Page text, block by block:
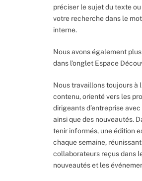
préciser le sujet du texte
votre recherche dans le
interne.
Nous avons également
dans l’onglet Espace
Nous travaillons toujours à
contenu, orienté vers les
dirigeants d’entreprise
ainsi que des nouveautés.
tenir informés, une édition
chaque semaine,
collaborateurs reçus dans
nouveautés et les